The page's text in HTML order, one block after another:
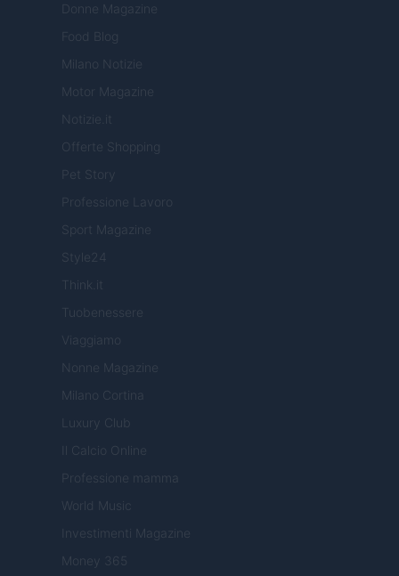
Donne Magazine
Food Blog
Milano Notizie
Motor Magazine
Notizie.it
Offerte Shopping
Pet Story
Professione Lavoro
Sport Magazine
Style24
Think.it
Tuobenessere
Viaggiamo
Nonne Magazine
Milano Cortina
Luxury Club
Il Calcio Online
Professione mamma
World Music
Investimenti Magazine
Money 365